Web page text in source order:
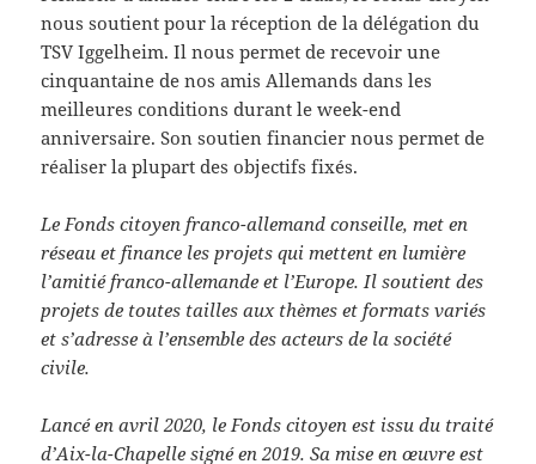
nous soutient pour la réception de la délégation du
TSV Iggelheim. Il nous permet de recevoir une
cinquantaine de nos amis Allemands dans les
meilleures conditions durant le week-end
anniversaire. Son soutien financier nous permet de
réaliser la plupart des objectifs fixés.
Le Fonds citoyen franco-allemand conseille, met en
réseau et finance les projets qui mettent en lumière
l’amitié franco-allemande et l’Europe. Il soutient des
projets de toutes tailles aux thèmes et formats variés
et s’adresse à l’ensemble des acteurs de la société
civile.
Lancé en avril 2020, le Fonds citoyen est issu du traité
d’Aix-la-Chapelle signé en 2019. Sa mise en œuvre est